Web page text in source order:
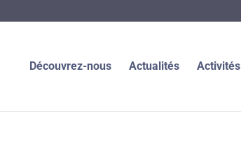
Découvrez-nous Actualités Activités